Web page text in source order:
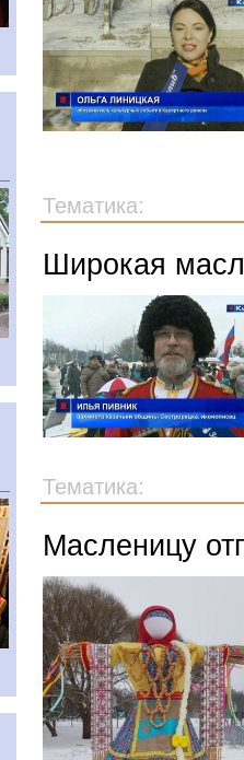
Тематика:
Широкая
Тематика:
Масленицу